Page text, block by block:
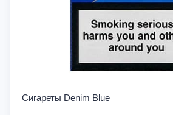
Сигареты Denim Blue